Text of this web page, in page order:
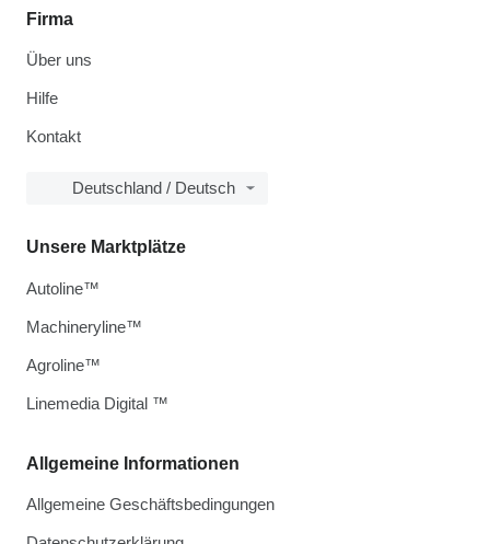
Firma
Über uns
Hilfe
Kontakt
Deutschland / Deutsch
Allgemeine Informationen
Allgemeine Geschäftsbedingungen
Unsere Marktplätze
Autoline™
Machineryline™
Agroline™
Linemedia Digital ™